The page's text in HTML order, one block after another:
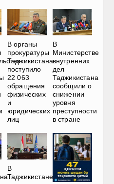
В органы
прокуратуры
Таджикистана
поступило
22 063
обращения
физических
и
юридических
лиц
В
Министерстве
внутренних
дел
Таджикистана
сообщили о
снижении
уровня
преступности
в стране
В
Таджикистане